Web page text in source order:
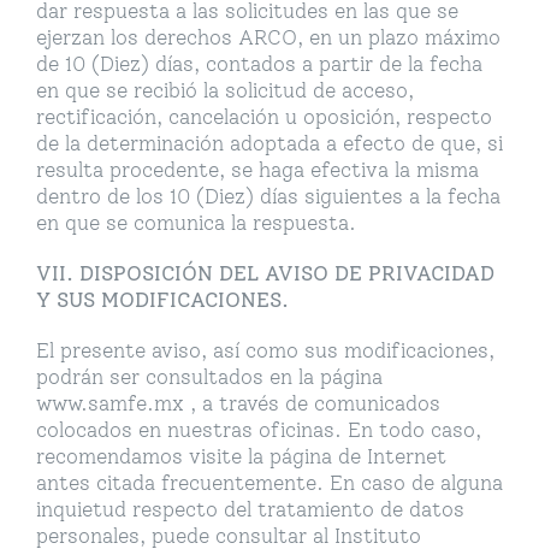
dar respuesta a las solicitudes en las que se
ejerzan los derechos ARCO, en un plazo máximo
de 10 (Diez) días, contados a partir de la fecha
en que se recibió la solicitud de acceso,
rectificación, cancelación u oposición, respecto
de la determinación adoptada a efecto de que, si
resulta procedente, se haga efectiva la misma
dentro de los 10 (Diez) días siguientes a la fecha
en que se comunica la respuesta.
VII. DISPOSICIÓN DEL AVISO DE PRIVACIDAD
Y SUS MODIFICACIONES.
El presente aviso, así como sus modificaciones,
podrán ser consultados en la página
www.samfe.mx , a través de comunicados
colocados en nuestras oficinas. En todo caso,
recomendamos visite la página de Internet
antes citada frecuentemente. En caso de alguna
inquietud respecto del tratamiento de datos
personales, puede consultar al Instituto